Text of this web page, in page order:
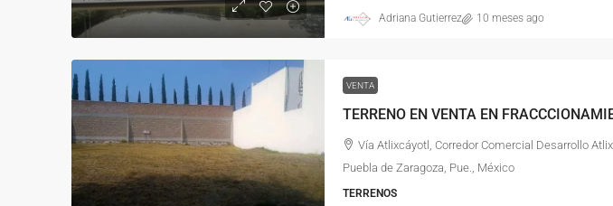
Adriana Gutierrez 10 meses ago
VENTA
Vía Atlixcáyotl, Corredor Comercial Desarrollo
Puebla de Zaragoza, Pue., México
TERRENOS